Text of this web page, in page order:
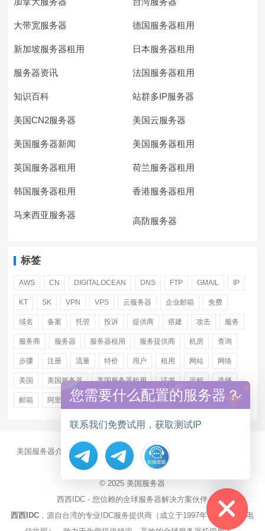
大带宽服务器 德国服务器租用
新加坡服务器租用 日本服务器租用
服务器资讯 法国服务器租用
知识百科 站群多IP服务器
美国CN2服务器 美国云服务器
美国服务器新闻 美国服务器租用
英国服务器租用 荷兰服务器租用
韩国服务器租用 香港服务器租用
马来西亚服务器
高防服务器
标签
AWS CN DIGITALOCEAN DNS FTP GMAIL IP
KT SK VPN VPS 云服务器 企业邮箱 免费
域名 备案 托管 投诉 提供商 搭建 攻击 服务
服务商 服务器 服务器租用 服务提供商 机房 查询
步骤 注册 流量 特价 用户 租用 网站 网络
美国 美国服务器 美国服务器租用 证书 远程 选择
邮箱 阿里 香港服务器租用
美国服务器介绍 美国CN2服务器 站群多IP服务器
大带宽服务器
服务器资讯
© 2025 美国服务器
西西IDC - 您信赖的全球服务器解决方案伙伴
西西IDC ，源自台湾的专业IDC服务提供商（成立于1997年，持有NCC电
Hide chaty
您需要什么配置的服务器？
联系我们免费试用，获取测试IP